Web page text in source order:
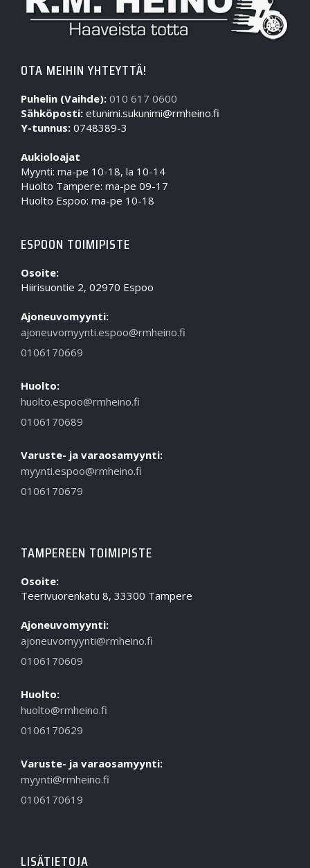
OTA MEIHIN YHTEYTTÄ!
Puhelin (Vaihde): 010 617 0600
Sähköposti: etunimi.sukunimi@rmheino.fi
Y-tunnus: 0748389-3
Aukioloajat
Myynti: ma-pe 10-18, la 10-14
Huolto Tampere: ma-pe 09-17
Huolto Espoo: ma-pe 10-18
ESPOON TOIMIPISTE
Osoite:
Hiirisuontie 2, 02970 Espoo
Ajoneuvomyynti:
ajoneuvomyynti.espoo@rmheino.fi
0106170669
Huolto:
huolto.espoo@rmheino.fi
0106170689
Varuste- ja varaosamyynti:
myynti.espoo@rmheino.fi
0106170679
TAMPEREEN TOIMIPISTE
Osoite:
Teerivuorenkatu 8, 33300 Tampere
Ajoneuvomyynti:
ajoneuvomyynti@rmheino.fi
0106170609
Huolto:
huolto@rmheino.fi
0106170629
Varuste- ja varaosamyynti:
myynti@rmheino.fi
0106170619
LISÄTIETOJA